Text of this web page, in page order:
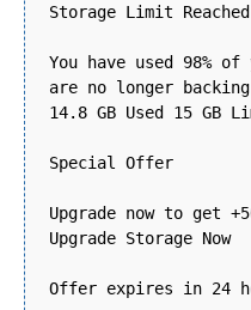
Storage Limit Reached
You have used 98%
are no longer
14.8 GB Used 15 GB
Special Offer
Upgrade now to get
Upgrade Storage Now
Offer expires in 24